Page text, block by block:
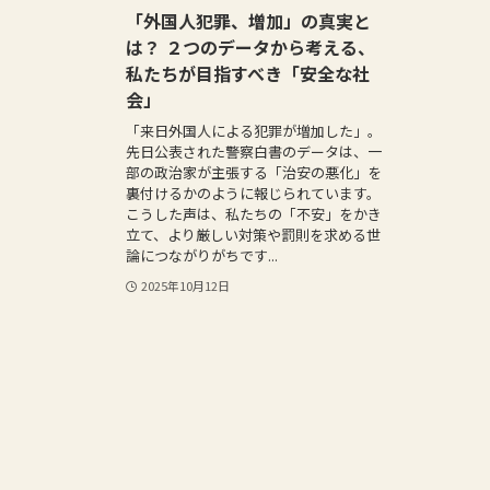
「外国人犯罪、増加」の真実と
は？ ２つのデータから考える、
私たちが目指すべき「安全な社
会」
「来日外国人による犯罪が増加した」。
先日公表された警察白書のデータは、一
部の政治家が主張する「治安の悪化」を
裏付けるかのように報じられています。
こうした声は、私たちの「不安」をかき
立て、より厳しい対策や罰則を求める世
論につながりがちです...
2025年10月12日